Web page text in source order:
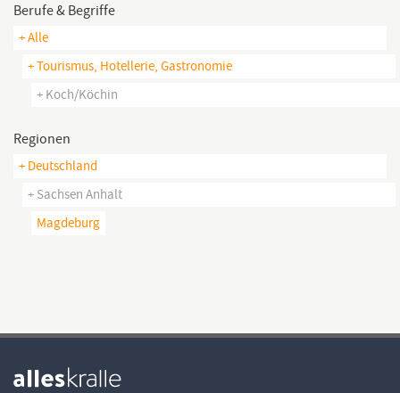
Berufe & Begriffe
+ Alle
+ Tourismus, Hotellerie, Gastronomie
+ Koch/köchin
Regionen
+ Deutschland
+ Sachsen Anhalt
Magdeburg